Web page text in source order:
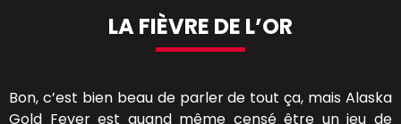
LA FIÈVRE DE L’OR
Bon, c’est bien beau de parler de tout ça, mais Alaska
Gold Fever est quand même censé être un jeu de